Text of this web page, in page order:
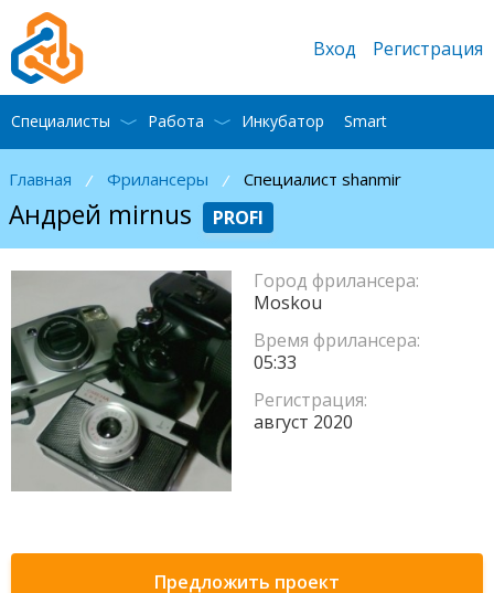
Главная / Фрилансеры / Специалист shanmir
Андрей mirnus PROFI
Город фрилансера:
Moskou
Время фрилансера:
05:33
Регистрация:
август 2020
Предложить проект
Вход Регистрация
Специалисты Работа Инкубатор Smart